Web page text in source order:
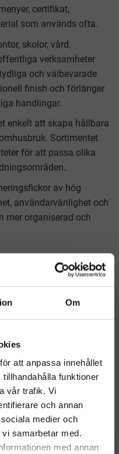
Om
att anpassa innehållet
funktioner
vår trafik. Vi
och annan
medier och
samarbetar med.
med annan
certifikat,
som används ofta.
skolor, vård,
verksamheter
och välbevarade
finish och förlänger
handlingar.
enkelt att skapa hållbara
Sortimentet
för att passa olika
av hög
användarvänlighet och
mer organiserad och
kunder
privatperson?